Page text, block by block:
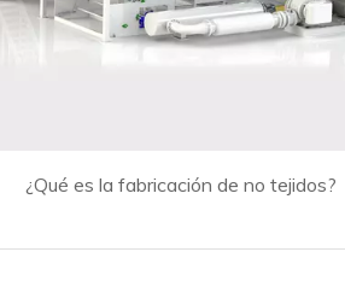
¿Qué es la fabricación de no tejidos?